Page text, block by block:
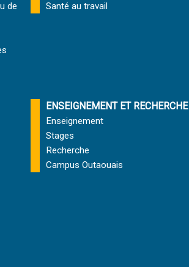
de
Santé au travail
ENSEIGNEMENT ET RECHERCHE
Enseignement
Stages
Recherche
Campus Outaouais